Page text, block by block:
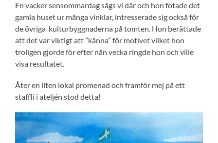
En vacker sensommardag sågs vi där och hon fotade det
gamla huset ur många vinklar, intresserade sig också för
de övriga kulturbyggnaderna på tomten. Hon berättade
att det var viktigt att ”känna” för motivet vilket hon
troligen gjorde för efter nån vecka ringde hon och ville
visa resultatet.
Åter en liten lokal promenad och framför mej på ett
staffli i ateljén stod detta!